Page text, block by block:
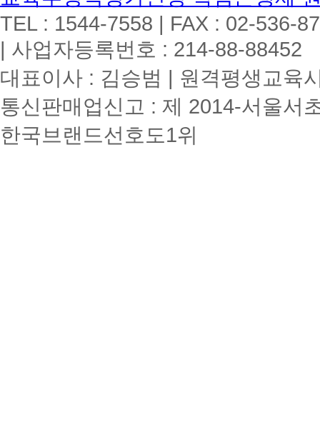
TEL : 1544-7558 | FAX : 02-536-
| 사업자등록번호 : 214-88-88452
대표이사 : 김승범 | 원격평생교육
통신판매업신고 : 제 2014-서울서
한국브랜드선호도1위